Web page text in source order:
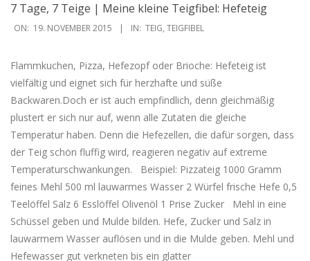
7 Tage, 7 Teige | Meine kleine Teigfibel: Hefeteig
2015-
19
ON: 19. NOVEMBER 2015 IN: TEIG, TEIGFIBEL
Flammkuchen, Pizza, Hefezopf oder Brioche: Hefeteig ist
vielfältig und eignet sich für herzhafte und süße
Backwaren.Doch er ist auch empfindlich, denn gleichmäßig
plustert er sich nur auf, wenn alle Zutaten die gleiche
Temperatur haben. Denn die Hefezellen, die dafür sorgen, dass
der Teig schön fluffig wird, reagieren negativ auf extreme
Temperaturschwankungen. Beispiel: Pizzateig 1000 Gramm
feines Mehl 500 ml lauwarmes Wasser 2 Würfel frische Hefe 0,5
Teelöffel Salz 6 Esslöffel Olivenöl 1 Prise Zucker Mehl in eine
Schüssel geben und Mulde bilden. Hefe, Zucker und Salz in
lauwarmem Wasser auflösen und in die Mulde geben. Mehl und
Hefewasser gut verkneten bis ein glatter